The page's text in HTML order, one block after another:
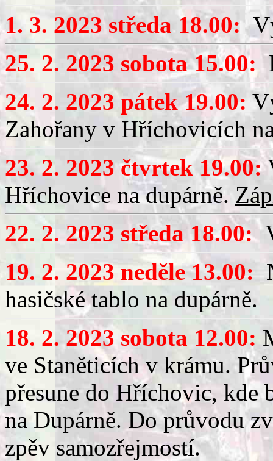
1. 3. 2023 středa 18.00:
25. 2. 2023 sobota 15.00:
24. 2. 2023 pátek 19.00:
Zahořany v Hříchovicích
23. 2. 2023 čtvrtek 19.00:
Hříchovice na dupárně.
22. 2. 2023 středa 18.00:
19. 2. 2023 neděle 13.00:
hasičské tablo na dupárně.
18. 2. 2023 sobota 12.00:
ve Staněticích v krámu.
přesune do Hříchovic, kde
na Dupárně. Do průvodu
zpěv samozřejmostí.